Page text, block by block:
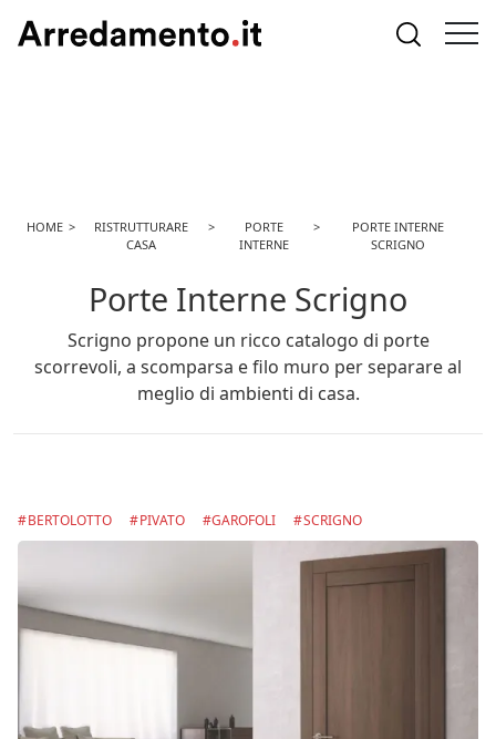
HOME
RISTRUTTURARE
CASA
PORTE
INTERNE
PORTE INTERNE
SCRIGNO
Porte Interne Scrigno
Scrigno propone un ricco catalogo di porte
scorrevoli, a scomparsa e filo muro per separare al
meglio di ambienti di casa.
BERTOLOTTO PIVATO GAROFOLI SCRIGNO